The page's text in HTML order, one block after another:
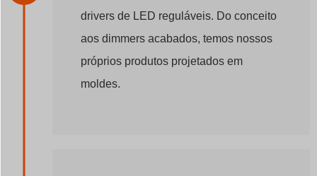
drivers de LED reguláveis. Do conceito
aos dimmers acabados, temos nossos
próprios produtos projetados em
moldes.